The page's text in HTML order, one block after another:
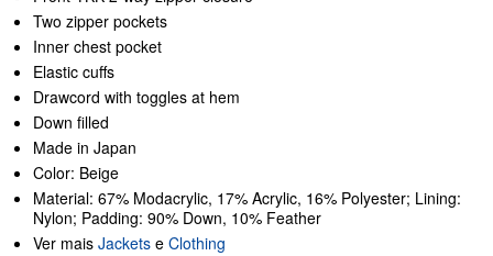
Two zipper pockets
Inner chest pocket
Elastic cuffs
Drawcord with toggles at hem
Down filled
Made in Japan
Color: Beige
Material: 67% Modacrylic, 17% Acrylic, 16% Polyester; Lining:
Nylon; Padding: 90% Down, 10% Feather
Ver mais Jackets e Clothing